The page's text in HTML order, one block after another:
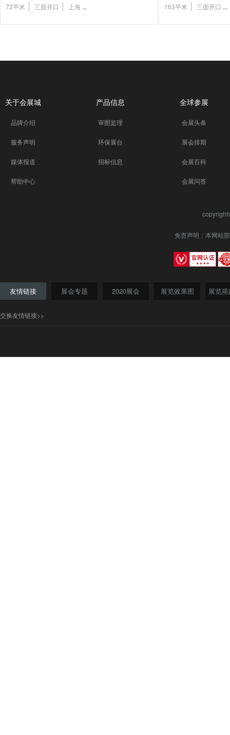
72平米 三面开口 上海 ... 163平米 三面开口 ...
关于会展城
品牌介绍
服务声明
媒体报道
帮助中心
产品信息
审图监理
环保展台
招标信息
全球参展
会展头条
展会排期
会展百科
会展问答
免责声明：本网站
友情链接 展会专题 2020展会 展览效果图 展览
交换友情链接>>